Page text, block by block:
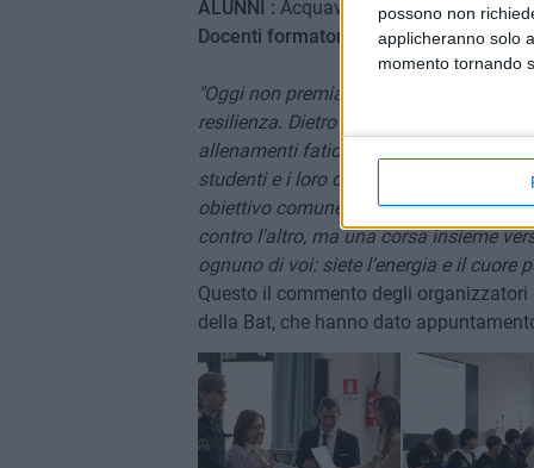
possono non
applicheranno solo
momento tornando
ALUNNI : Acquaviva Samuele,
Docenti formatori:
Mansi Riccardina
"Oggi non premiamo solo dei
resilienza. Dietro ogni risultato ottenuto
allenamenti faticosi e, soprattutto, la
studenti e i loro docenti di Scienze
obiettivo comune, è la vittoria più
contro l'altro, ma una corsa insieme
ognuno di voi: siete l'energia e il cuore
Questo il commento degli
della Bat, che hanno dato